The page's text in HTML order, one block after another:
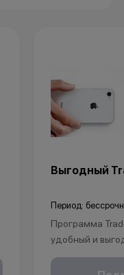
Выгодный
Период:
Программа
удобный и
покупки
Это позволит